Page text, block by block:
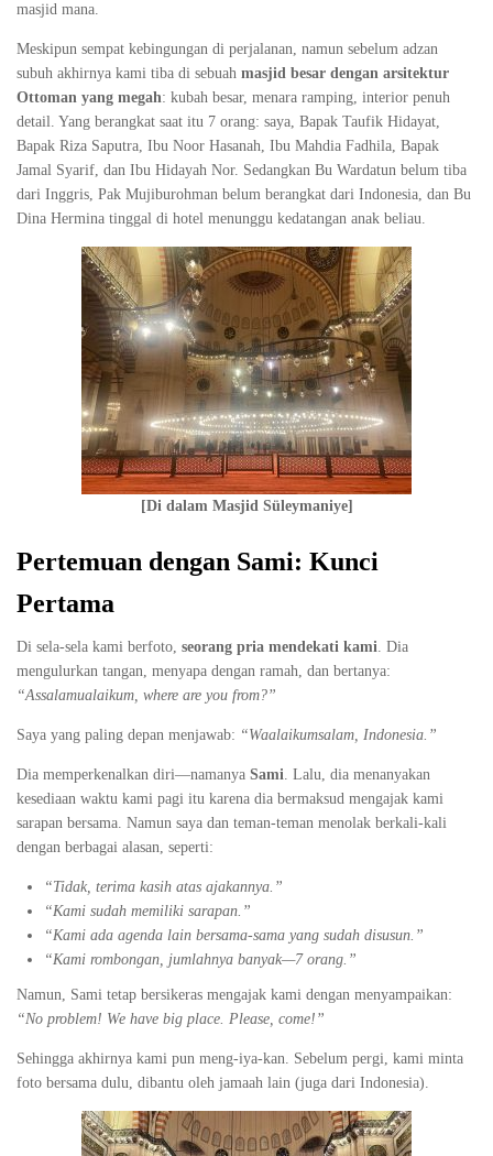
masjid mana.
Meskipun sempat kebingungan di perjalanan, namun sebelum adzan
subuh akhirnya kami tiba di sebuah masjid besar dengan arsitektur
Ottoman yang megah: kubah besar, menara ramping, interior penuh
detail. Yang berangkat saat itu 7 orang: saya, Bapak Taufik Hidayat,
Bapak Riza Saputra, Ibu Noor Hasanah, Ibu Mahdia Fadhila, Bapak
Jamal Syarif, dan Ibu Hidayah Nor. Sedangkan Bu Wardatun belum tiba
dari Inggris, Pak Mujiburohman belum berangkat dari Indonesia, dan Bu
Dina Hermina tinggal di hotel menunggu kedatangan anak beliau.
[Di dalam Masjid Süleymaniye]
Pertemuan dengan Sami: Kunci
Pertama
Di sela-sela kami berfoto, seorang pria mendekati kami. Dia
mengulurkan tangan, menyapa dengan ramah, dan bertanya:
“Assalamualaikum, where are you from?”
Saya yang paling depan menjawab: “Waalaikumsalam, Indonesia.”
Dia memperkenalkan diri—namanya Sami. Lalu, dia menanyakan
kesediaan waktu kami pagi itu karena dia bermaksud mengajak kami
sarapan bersama. Namun saya dan teman-teman menolak berkali-kali
dengan berbagai alasan, seperti:
“Tidak, terima kasih atas ajakannya.”
“Kami sudah memiliki sarapan.”
“Kami ada agenda lain bersama-sama yang sudah disusun.”
“Kami rombongan, jumlahnya banyak—7 orang.”
Namun, Sami tetap bersikeras mengajak kami dengan menyampaikan:
“No problem! We have big place. Please, come!”
Sehingga akhirnya kami pun meng-iya-kan. Sebelum pergi, kami minta
foto bersama dulu, dibantu oleh jamaah lain (juga dari Indonesia).